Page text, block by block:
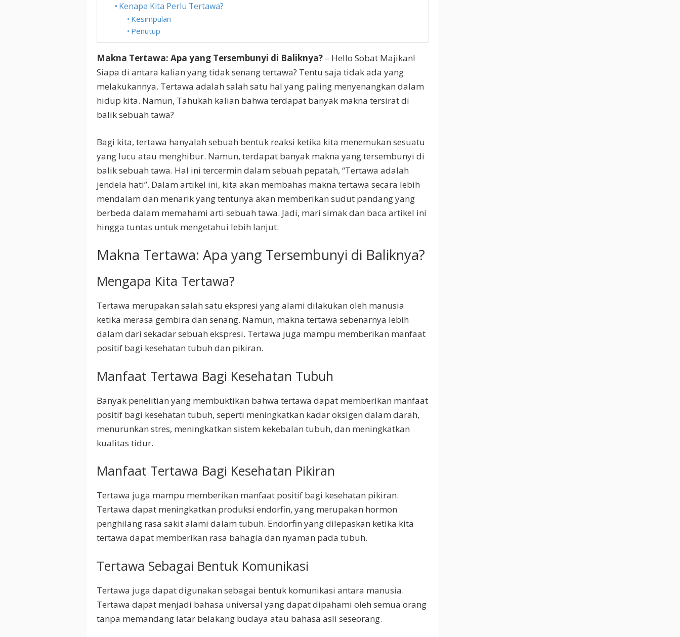
Kenapa Kita Perlu Tertawa?
Kesimpulan
Penutup
Makna Tertawa: Apa yang Tersembunyi di Baliknya? – Hello Sobat Majikan!
Siapa di antara kalian yang tidak senang tertawa? Tentu saja tidak ada yang
melakukannya. Tertawa adalah salah satu hal yang paling menyenangkan dalam
hidup kita. Namun, Tahukah kalian bahwa terdapat banyak makna tersirat di
balik sebuah tawa?
Bagi kita, tertawa hanyalah sebuah bentuk reaksi ketika kita menemukan sesuatu
yang lucu atau menghibur. Namun, terdapat banyak makna yang tersembunyi di
balik sebuah tawa. Hal ini tercermin dalam sebuah pepatah, “Tertawa adalah
jendela hati”. Dalam artikel ini, kita akan membahas makna tertawa secara lebih
mendalam dan menarik yang tentunya akan memberikan sudut pandang yang
berbeda dalam memahami arti sebuah tawa. Jadi, mari simak dan baca artikel ini
hingga tuntas untuk mengetahui lebih lanjut.
Makna Tertawa: Apa yang Tersembunyi di Baliknya?
Mengapa Kita Tertawa?
Tertawa merupakan salah satu ekspresi yang alami dilakukan oleh manusia
ketika merasa gembira dan senang. Namun, makna tertawa sebenarnya lebih
dalam dari sekadar sebuah ekspresi. Tertawa juga mampu memberikan manfaat
positif bagi kesehatan tubuh dan pikiran.
Manfaat Tertawa Bagi Kesehatan Tubuh
Banyak penelitian yang membuktikan bahwa tertawa dapat memberikan manfaat
positif bagi kesehatan tubuh, seperti meningkatkan kadar oksigen dalam darah,
menurunkan stres, meningkatkan sistem kekebalan tubuh, dan meningkatkan
kualitas tidur.
Manfaat Tertawa Bagi Kesehatan Pikiran
Tertawa juga mampu memberikan manfaat positif bagi kesehatan pikiran.
Tertawa dapat meningkatkan produksi endorfin, yang merupakan hormon
penghilang rasa sakit alami dalam tubuh. Endorfin yang dilepaskan ketika kita
tertawa dapat memberikan rasa bahagia dan nyaman pada tubuh.
Tertawa Sebagai Bentuk Komunikasi
Tertawa juga dapat digunakan sebagai bentuk komunikasi antara manusia.
Tertawa dapat menjadi bahasa universal yang dapat dipahami oleh semua orang
tanpa memandang latar belakang budaya atau bahasa asli seseorang.